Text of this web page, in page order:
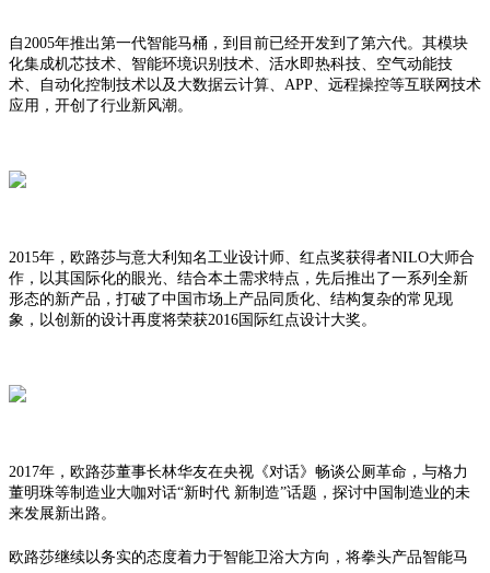
自2005年推出第一代智能马桶，到目前已经开发到了第六代。其模块
化集成机芯技术、智能环境识别技术、活水即热科技、空气动能技
术、自动化控制技术以及大数据云计算、APP、远程操控等互联网技术
应用，开创了行业新风潮。
2015年，欧路莎与意大利知名工业设计师、红点奖获得者NILO大师合
作，以其国际化的眼光、结合本土需求特点，先后推出了一系列全新
形态的新产品，打破了中国市场上产品同质化、结构复杂的常见现
象，以创新的设计再度将荣获2016国际红点设计大奖。
2017年，欧路莎董事长林华友在央视《对话》畅谈公厕革命，与格力
董明珠等制造业大咖对话“新时代 新制造”话题，探讨中国制造业的未
来发展新出路。
欧路莎继续以务实的态度着力于智能卫浴大方向，将拳头产品智能马